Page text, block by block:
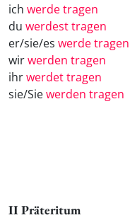
ich werde tragen
du werdest tragen
er/sie/es werde tragen
wirwerden tragen
ihrwerdet tragen
sie/Siewerden tragen
II Präteritum